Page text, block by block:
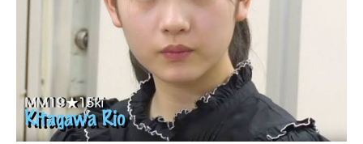
現在はメイクや成長による顔の変化もあるため、デビュー当
時と比べて見た目の違いは感じますが、それでも整形といっ
た印象はありません。